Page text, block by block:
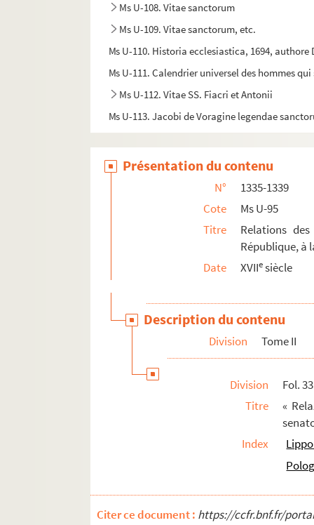
Ms U-108. Vitae sanctorum
Ms U-109. Vitae sanctorum, etc.
Ms U-110. Historia ecclesiastica, 1694,
Ms U-111. Calendrier universel des hommes
Ms U-112. Vitae SS. Fiacri et Antonii
Ms U-113. Jacobi de Voragine legendae
Ms U-115. Opuscula de S
Maria et S.
Ms U-116. La vie, les vertus et la mort du
Ms U-117. Mémoire instructif pour les sieurs
Ms U-118. Lectionarium
Ms U-120. Recueil sur Port-Royal
Ms U-121 a. Notices de manuscrits de la
Ms U-122. Armorial espagnol, avec blasons
Ms U-123. Anonymi collectio excerptorum e
Ms U-124. Poggius de nobilitate, etc.
Ms U-125. Histoire de la chartreuse royalle
Ms U-127. Jacobi de Voragine legendae
Ms U-128. Jacobi de Voragine legendae
Ms U-130. Anonyme. Traité des Bibliothèques
Présentation du contenu
N°
1335-1339
Cote
Ms U-95
Titre
Relations
République, à
Date
XVIIesiècle
Description du contenu
Division Tome II
Division
Fol.
Titre
«
Index
Citer ce document : https://ccfr.bnf.fr/